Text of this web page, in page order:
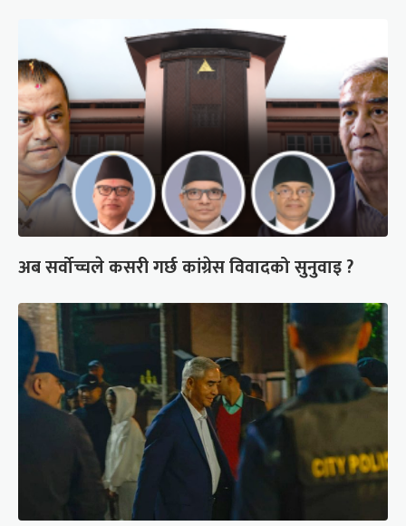
अब सर्वोच्चले कसरी गर्छ कांग्रेस विवादको सुनुवाइ ?